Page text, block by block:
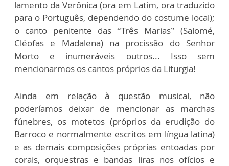
lamento da Verônica (ora em Latim, ora traduzido
para o Português, dependendo do costume local);
o canto penitente das “Três Marias” (Salomé,
Cléofas e Madalena) na procissão do Senhor
Morto e inumeráveis outros... Isso sem
mencionarmos os cantos próprios da Liturgia!
Ainda em relação à questão musical, não
poderíamos deixar de mencionar as marchas
fúnebres, os motetos (próprios da erudição do
Barroco e normalmente escritos em língua latina)
e as demais composições próprias entoadas por
corais, orquestras e bandas liras nos ofícios e